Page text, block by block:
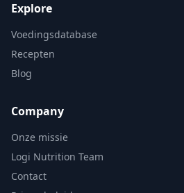
Explore
Voedingsdatabase
Recepten
Blog
Company
Onze missie
Logi Nutrition Team
Contact